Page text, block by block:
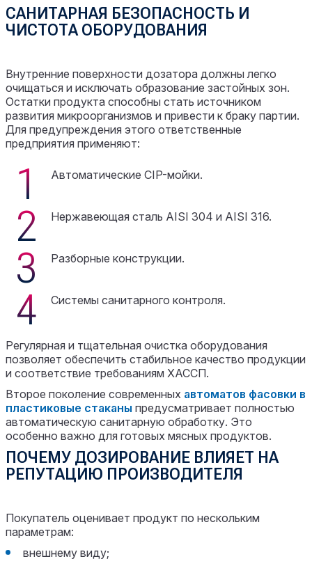
САНИТАРНАЯ БЕЗОПАСНОСТЬ И
ЧИСТОТА ОБОРУДОВАНИЯ
Внутренние поверхности дозатора должны легко
очищаться и исключать образование застойных зон.
Остатки продукта способны стать источником
развития микроорганизмов и привести к браку партии.
Для предупреждения этого ответственные
предприятия применяют:
Автоматические CIP-мойки.
Нержавеющая сталь AISI 304 и AISI 316.
Разборные конструкции.
Системы санитарного контроля.
Регулярная и тщательная очистка оборудования
позволяет обеспечить стабильное качество продукции
и соответствие требованиям ХАССП.
Второе поколение современных автоматов фасовки в
пластиковые стаканы предусматривает полностью
автоматическую санитарную обработку. Это
особенно важно для готовых мясных продуктов.
ПОЧЕМУ ДОЗИРОВАНИЕ ВЛИЯЕТ НА
РЕПУТАЦИЮ ПРОИЗВОДИТЕЛЯ
Покупатель оценивает продукт по нескольким
параметрам:
внешнему виду;